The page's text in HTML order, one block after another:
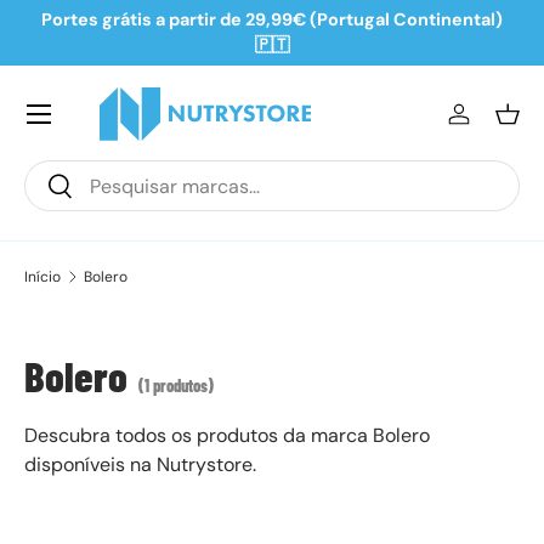
Portes grátis a partir de 29,99€ (Portugal Continental)
🇵🇹
Pesquisar
Pesquisar
Iniciar
Início Bolero
Bolero (1 produtos)
Descubra todos os produtos da marca Bolero
disponíveis na Nutrystore.